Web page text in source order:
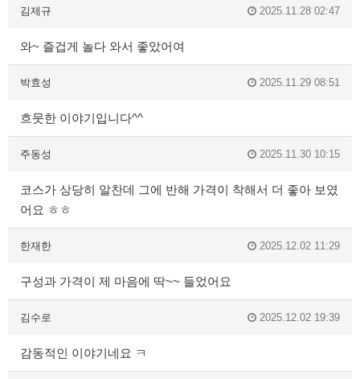
김제규 2025.11.28 02:47
와~ 즐겁게 놀다 와서 좋았어여
박효성 2025.11.29 08:51
흐뭇한 이야기입니다^^
주동성 2025.11.30 10:15
코스가 상당히 알찬데 그에 반해 가격이 착해서 더 좋아 보였
어요 ㅎㅎ
한재한 2025.12.02 11:29
구성과 가격이 제 마음에 딱~~ 들었어요
김수로 2025.12.02 19:39
감동적인 이야기네요 ㅋ